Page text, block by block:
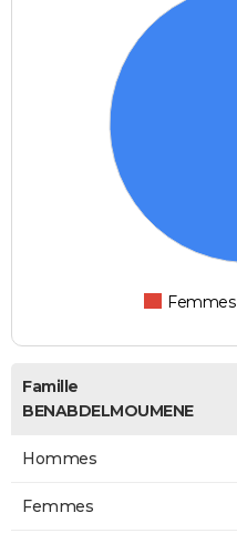
Femmes
Famille
BENABDELMOUMENE
Hommes
Femmes